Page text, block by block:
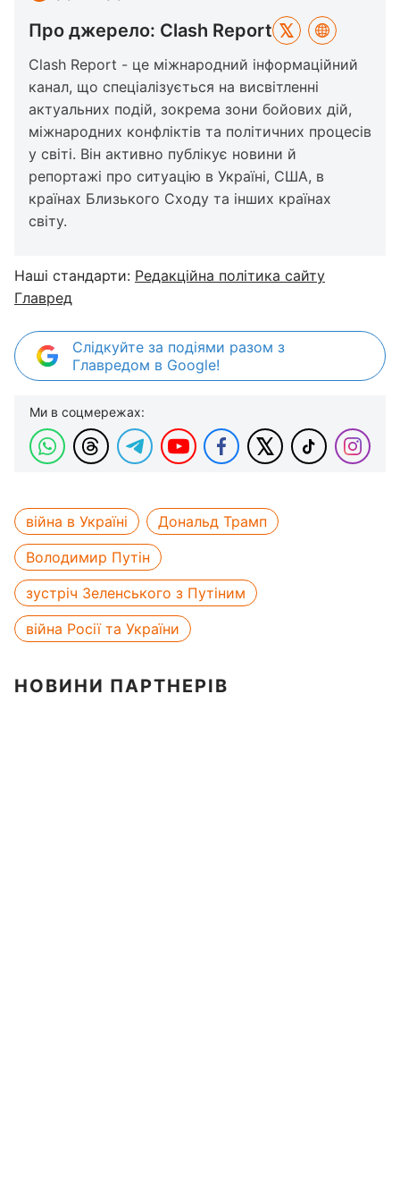
Про джерело: Clash Report
Clash Report - це міжнародний інформаційний
канал, що спеціалізується на висвітленні
актуальних подій, зокрема зони бойових дій,
міжнародних конфліктів та політичних процесів
у світі. Він активно публікує новини й
репортажі про ситуацію в Україні, США, в
країнах Близького Сходу та інших країнах
світу.
Наші стандарти: Редакційна політика сайту
Главред
Слідкуйте за подіями разом з
Главредом в Google!
Ми в соцмережах:
війна в Україні
Дональд Трамп
Володимир Путін
зустріч Зеленського з Путіним
війна Росії та України
НОВИНИ ПАРТНЕРІВ